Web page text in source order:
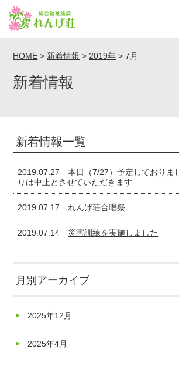
HOME > 新着情報 >2019年 >7月
新着情報
新着情報一覧
2019.07.27
本日（7/27）予定しておりま
りは中止とさせていただきます
2019.07.17 れんげ荘合唱祭
2019.07.14 災害訓練を実施しました
月別アーカイブ
2025年12月
2025年4月